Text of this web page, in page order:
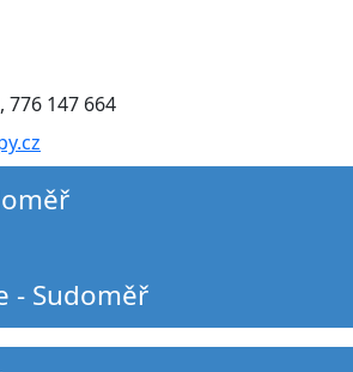
776 147 664
- Sudoměř